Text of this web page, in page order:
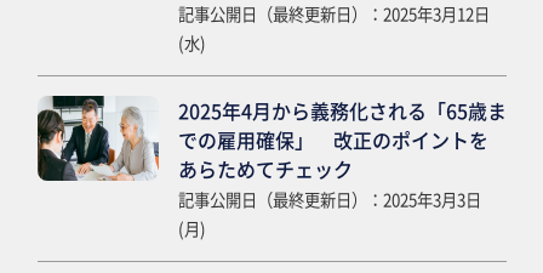
記事公開日（最終更新日）：2025年3月12日
(水)
2025年4月から義務化される「65歳ま
での雇用確保」 改正のポイントを
あらためてチェック
記事公開日（最終更新日）：2025年3月3日
(月)